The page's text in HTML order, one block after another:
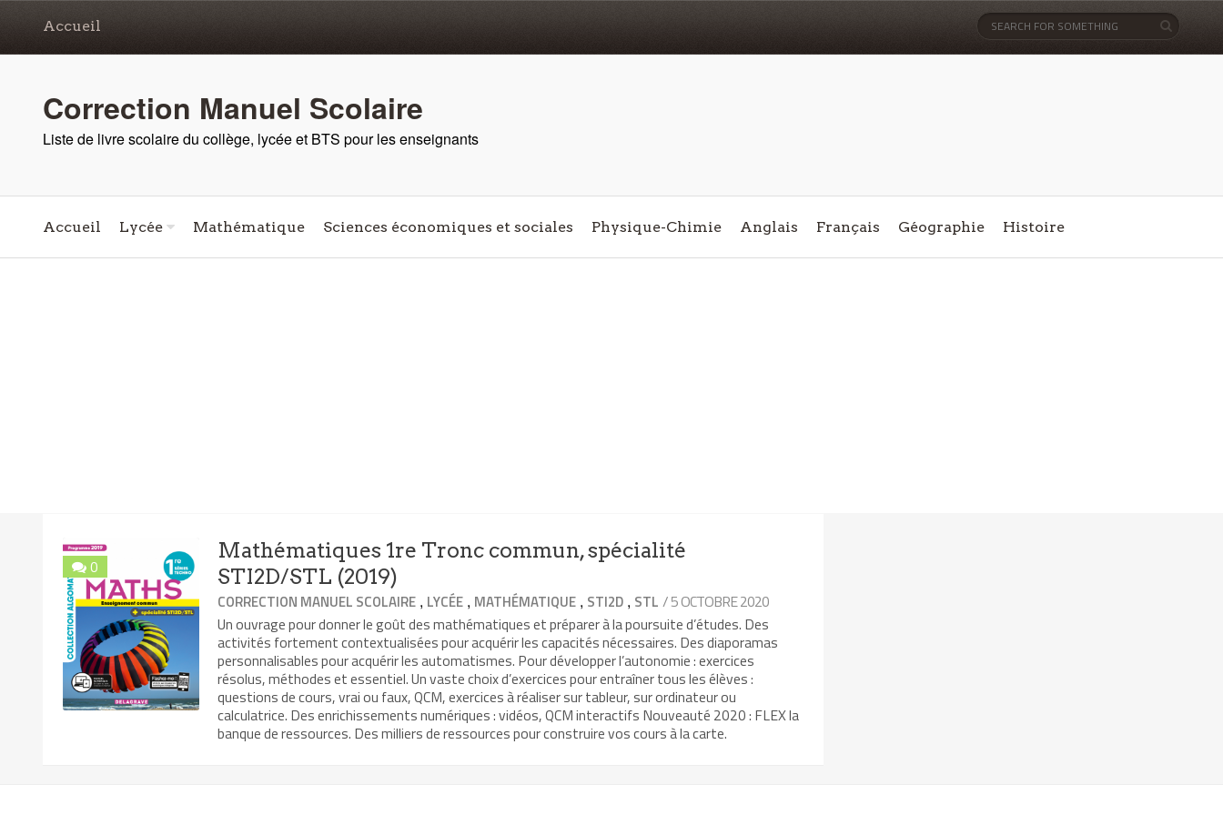
Accueil
Correction Manuel Scolaire
Liste de livre scolaire du collège, lycée et BTS pour les enseignants
Accueil Lycée Mathématique Sciences économiques et sociales Physique-Chimie Anglais Français Géographie Histoire
0
Mathématiques 1re Tronc commun, spécialité
STI2D/STL (2019)
CORRECTION MANUEL SCOLAIRE , LYCÉE , MATHÉMATIQUE , STI2D , STL / 5 OCTOBRE 2020
Un ouvrage pour donner le goût des mathématiques et préparer à la poursuite d’études. Des
activités fortement contextualisées pour acquérir les capacités nécessaires. Des diaporamas
personnalisables pour acquérir les automatismes. Pour développer l’autonomie : exercices
résolus, méthodes et essentiel. Un vaste choix d’exercices pour entraîner tous les élèves :
questions de cours, vrai ou faux, QCM, exercices à réaliser sur tableur, sur ordinateur ou
calculatrice. Des enrichissements numériques : vidéos, QCM interactifs Nouveauté 2020 : FLEX la
banque de ressources. Des milliers de ressources pour construire vos cours à la carte.